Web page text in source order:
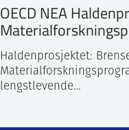
OECD NEA
Haldenprosjektet:
lengstlevende…